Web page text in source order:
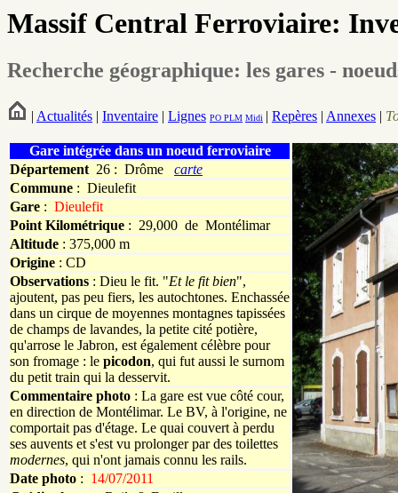
Massif Central Ferroviaire:
Recherche géographique: les gares -
| Actualités | Inventaire | Lignes PO PLM Midi | Repères | Annexes |
Gare intégrée dans un noeud ferroviaire
Département 26 : Drôme carte
Commune : Dieulefit
Gare : Dieulefit
Point Kilométrique : 29,000 de Montélimar
Altitude : 375,000 m
Origine : CD
Observations : Dieu le fit. "Et le fit bien",
ajoutent, pas peu fiers, les autochtones. Enchassée
dans un cirque de moyennes montagnes tapissées
de champs de lavandes, la petite cité potière,
qu'arrose le Jabron, est également célèbre pour
son fromage : le picodon, qui fut aussi le surnom
du petit train qui la desservit.
Commentaire photo : La gare est vue côté cour,
en direction de Montélimar. Le BV, à l'origine, ne
comportait pas d'étage. Le quai couvert à perdu
ses auvents et s'est vu prolonger par des toilettes
modernes, qui n'ont jamais connu les rails.
Date photo : 14/07/2011